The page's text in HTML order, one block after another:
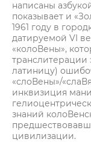
написаны
показывает и
1961 году в
датируемой VI
«колоВены»,
транслитерации
латиницу)
«слоВены»/
инквизиция
знаний
цивилизации.